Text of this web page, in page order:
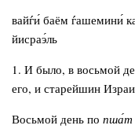
вайѓи́ баём ѓашемини́
йисраэ́ль
1. И было, в восьмой
его, и старейшин
Восьмой день по пша́т